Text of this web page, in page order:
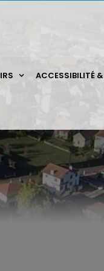
ACCESSIBILITÉ